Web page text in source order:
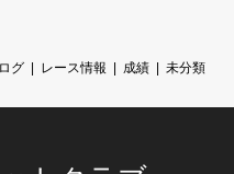
グ レース情報 成績 未分類